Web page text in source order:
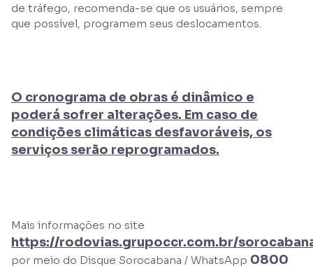
de tráfego, recomenda-se que os usuários, sempre
que possível, programem seus deslocamentos.
O cronograma de obras é dinâmico e
poderá sofrer alterações. Em caso de
condições climáticas desfavoráveis, os
serviços serão reprogramados.
Mais informações no site
https://rodovias.grupoccr.com.br/
por meio do Disque Sorocabana / WhatsApp 0800